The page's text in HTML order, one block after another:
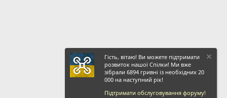
Гість, вітаю! Ви можете підтримати
розвиток нашої Спілки! Ми вже
зібрали 6894 гривні із необхідних 20
000 на наступний рік!
Підтримати обслуговування форуму!